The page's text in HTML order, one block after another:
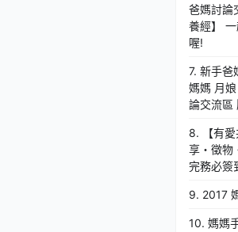
爸媽討論
養經】
喔!
7. 新手爸
媽媽 月
論交流區
8. 【有
享・徵物
完務必簽
9. 2017
10. 媽媽